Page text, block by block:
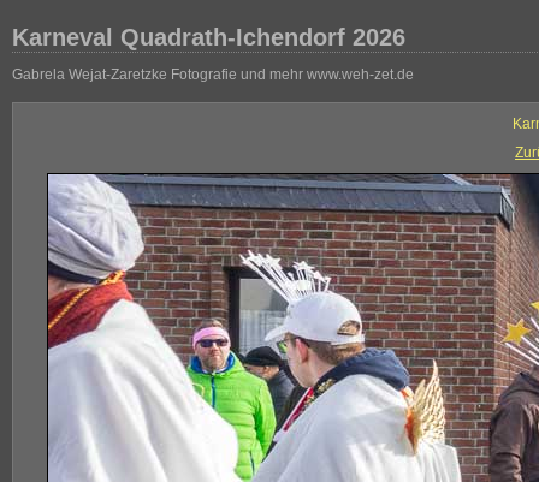
Karneval Quadrath-Ichendorf 2026
Gabrela Wejat-Zaretzke Fotografie und mehr www.weh-zet.de